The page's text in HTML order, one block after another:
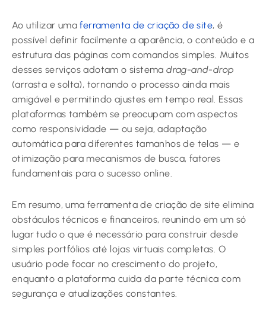
Ao utilizar umaferramenta de criação de site, é
possível definir facilmente a aparência, o conteúdo e a
estrutura das páginas com comandos simples. Muitos
desses serviços adotam o sistemadrag-and-drop
(arrasta e solta), tornando o processo ainda mais
amigável e permitindo ajustes em tempo real. Essas
plataformas também se preocupam com aspectos
como responsividade — ou seja, adaptação
automática para diferentes tamanhos de telas — e
otimização para mecanismos de busca, fatores
fundamentais para o sucesso online.
Em resumo, uma ferramenta de criação de site elimina
obstáculos técnicos e financeiros, reunindo em um só
lugar tudo o que é necessário para construir desde
simples portfólios até lojas virtuais completas. O
usuário pode focar no crescimento do projeto,
enquanto a plataforma cuida da parte técnica com
segurança e atualizações constantes.